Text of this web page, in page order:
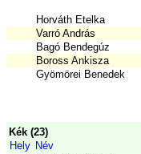
Horváth Etelka
Varró András
Bagó Bendegúz
Boross Ankisza
Gyömörei Benedek
Kék (23)
Hely Név